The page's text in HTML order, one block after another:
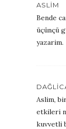
ASLIM
Bende
üçünçü
yazarim.
Aslim,
etkileri
kuvvetli